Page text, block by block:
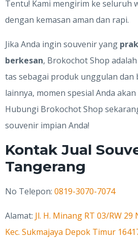
Tentu! Kami mengirim ke seluruh
dengan kemasan aman dan rapi.
Jika Anda ingin souvenir yang
berkesan, Brokochot Shop
tas sebagai produk unggulan dan
lainnya, momen spesial Anda
Hubungi Brokochot Shop
souvenir impian Anda!
Kontak Jual
Tangerang
No Telepon: 0819-3070-7074
Alamat: Jl. H. Minang RT 03/RW 29
Kec. Sukmajaya Depok Timur